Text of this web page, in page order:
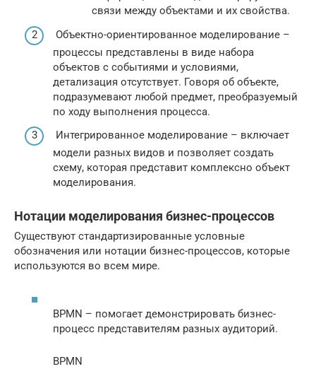
связи между объектами и их свойства.
Объектно-ориентированное моделирование –
процессы представлены в виде набора
объектов с событиями и условиями,
детализация отсутствует. Говоря об объекте,
подразумевают любой предмет, преобразуемый
по ходу выполнения процесса.
Интегрированное моделирование – включает
модели разных видов и позволяет создать
схему, которая представит комплексно объект
моделирования.
Нотации моделирования бизнес-процессов
Существуют стандартизированные условные
обозначения или нотации бизнес-процессов, которые
используются во всем мире.
BPMN – помогает демонстрировать бизнес-
процесс представителям разных аудиторий.
BPMN